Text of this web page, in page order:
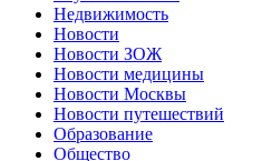
Недвижимость
Новости
Новости ЗОЖ
Новости медицины
Новости Москвы
Новости путешествий
Образование
Общество